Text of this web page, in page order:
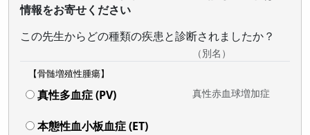
情報をお寄せください
この先生からどの種類の疾患と診断されましたか？
（別名）
【骨髄増殖性腫瘍】
真性多血症 (PV) 真性赤血球増加症
本態性血小板血症 (ET)